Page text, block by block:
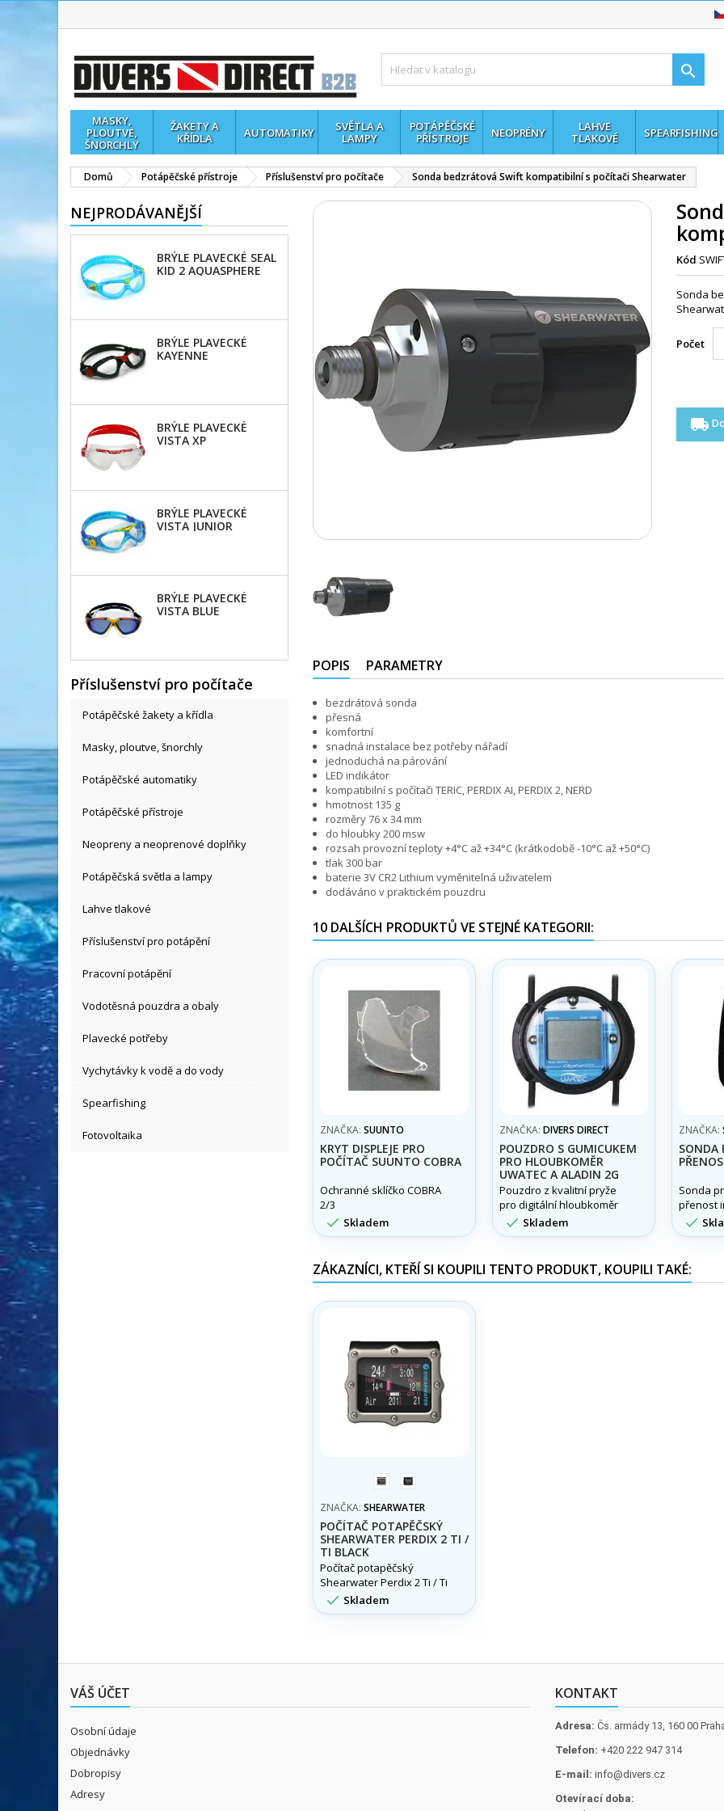

MASKY,
PLOUTVE,
ŠNORCHLY
ŽAKETY A
KŘÍDLA
AUTOMATIKY
SVĚTLA A
LAMPY
POTÁPĚČSKÉ
PŘÍSTROJE
NEOPRÉNY
LAHVE
TLAKOVÉ
SPEARFISHING
Domů Potápěčské přístroje Příslušenství pro počítače Sonda bedzrátová Swift kompatibilní s počítači Shearwater
NEJPRODÁVANĚJŠÍ
BRÝLE PLAVECKÉ SEAL
KID 2 AQUASPHERE
BRÝLE PLAVECKÉ
KAYENNE
BRÝLE PLAVECKÉ
VISTA XP
BRÝLE PLAVECKÉ
VISTA JUNIOR
BRÝLE PLAVECKÉ
VISTA BLUE
Příslušenství pro počítače
Potápěčské žakety a křídla
Masky, ploutve, šnorchly
Potápěčské automatiky
Potápěčské přístroje
Neopreny a neoprenové doplňky
Potápěčská světla a lampy
Lahve tlakové
Příslušenství pro potápění
Pracovní potápění
Vodotěsná pouzdra a obaly
Plavecké potřeby
Vychytávky k vodě a do vody
Spearfishing
Fotovoltaika
Kód
Sonda
Počet
local_shipping
POPIS PARAMETRY
bezdrátová sonda
přesná
komfortní
snadná instalace bez potřeby nářadí
jednoduchá na párování
LED indikátor
kompatibilní s počítači TERIC, PERDIX AI, PERDIX 2, NERD
hmotnost 135 g
rozměry 76 x 34 mm
do hloubky 200 msw
rozsah provozní teploty +4°C až +34°C (krátkodobě -10°C až +50°C)
tlak 300 bar
baterie 3V CR2 Lithium vyměnitelná uživatelem
dodáváno v praktickém pouzdru
10 DALŠÍCH PRODUKTŮ VE STEJNÉ KATEGORII:
ZNAČKA: SUUNTO
KRYT DISPLEJE PRO
POČÍTAČ SUUNTO COBRA
Ochranné sklíčko COBRA
2/3
 Skladem
ZNAČKA: DIVERS DIRECT
POUZDRO S GUMICUKEM
PRO HLOUBKOMĚR
UWATEC A ALADIN 2G
Pouzdro z kvalitní pryže
pro digitální hloubkoměr
UWATEC DIGITAL, ALADIN
TEC 2G a PRIME. Chrání
pružnosti upevnění k ruce.
 Skladem
ZNAČKA:
SONDA
Sonda
přenost
v lahvi
SUUNTO.

ZÁKAZNÍCI, KTEŘÍ SI KOUPILI TENTO PRODUKT, KOUPILI TAKÉ:
2
2
Black
ZNAČKA: SHEARWATER
POČÍTAČ POTAPĚČSKÝ
SHEARWATER PERDIX 2 TI /
TI BLACK
Počítač potapěčský
Shearwater Perdix 2 Ti / Ti
Black
 Skladem
VÁŠ ÚČET
Osobní údaje
Objednávky
Dobropisy
Adresy
KONTAKT
Adresa: Čs. armády 13, 160 00
Telefon: +420 222 947 314
E-mail: info@divers.cz
Otevírací doba: